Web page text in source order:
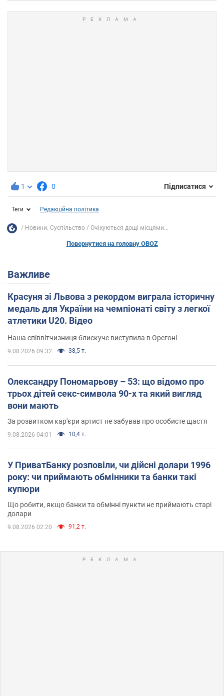
1 0 Підписатися
Теги Редакційна політика
Новини. Суспільство Очікуються дощі місцями...
Повернутися на головну OBOZ
Важливе
Красуня зі Львова з рекордом виграла історичну
медаль для України на чемпіонаті світу з легкої
атлетики U20. Відео
Наша співвітчизниця блискуче виступила в Орегоні
9.08.2026 09:32 38,5 т.
Олександру Пономарьову – 53: що відомо про
трьох дітей секс-символа 90-х та який вигляд
вони мають
За розвитком кар'єри артист не забував про особисте щастя
9.08.2026 04:01 10,4 т.
У ПриватБанку розповіли, чи дійсні долари 1996
року: чи приймають обмінники та банки такі
купюри
Що робити, якщо банки та обмінні пункти не приймають старі
долари
9.08.2026 02:20 91,2 т.